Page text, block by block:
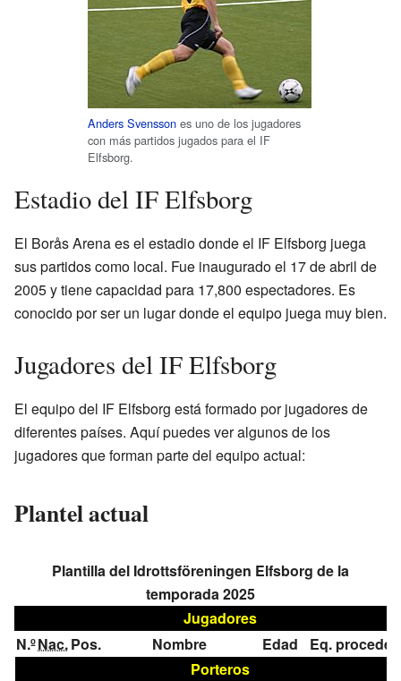
Anders Svensson es uno de los jugadores
con más partidos jugados para el IF
Elfsborg.
Estadio del IF Elfsborg
El Borås Arena es el estadio donde el IF Elfsborg juega
sus partidos como local. Fue inaugurado el 17 de abril de
2005 y tiene capacidad para 17,800 espectadores. Es
conocido por ser un lugar donde el equipo juega muy bien.
Jugadores del IF Elfsborg
El equipo del IF Elfsborg está formado por jugadores de
diferentes países. Aquí puedes ver algunos de los
jugadores que forman parte del equipo actual:
Plantel actual
Plantilla del Idrottsföreningen Elfsborg de la
temporada 2025
Jugadores
N.ºNac.Pos. Nombre Edad
Eq.
Porteros